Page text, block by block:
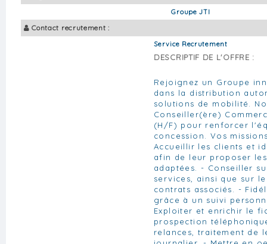
Groupe JTI
Contact recrutement :
Service Recrutement
DESCRIPTIF DE L'OFFRE :
Rejoignez un Groupe
dans la distribution
solutions de mobilité.
Conseiller(ère)
(H/F) pour renforcer
concession. Vos
Accueillir les clients et
afin de leur proposer
adaptées. - Conseiller
services, ainsi que sur
contrats associés. -
grâce à un suivi
Exploiter et enrichir le
prospection
relances, traitement de